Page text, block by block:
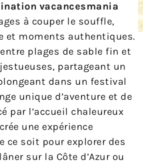
vacancesmania
à couper le souffle,
et moments authentiques.
plages de sable fin et
partageant un
dans un festival
unique d’aventure et de
par l’accueil chaleureux
une expérience
ce soit pour explorer des
sur la Côte d’Azur ou